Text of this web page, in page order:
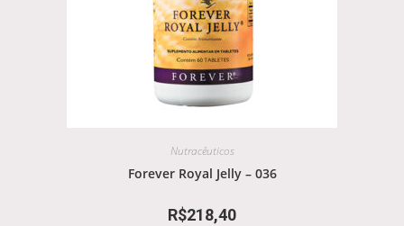
Nutracêuticos
Forever Royal Jelly – 036
R$218,40